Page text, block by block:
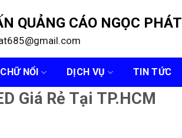
QUẢNG CÁO NGỌC PHÁT
CHỮ NỔI DỊCH VỤ TIN TỨC
Giá Rẻ Tại TP.HCM